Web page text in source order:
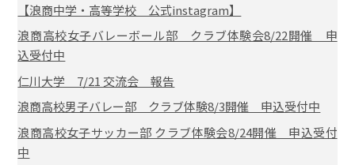
【浪商中学・高等学校 公式instagram】
浪商高校女子バレーボール部 クラブ体験会8/22開催 申
込受付中
仁川大学 7/21 交流会 報告
浪商高校男子バレー部 クラブ体験8/3開催 申込受付中
浪商高校女子サッカー部 クラブ体験会8/24開催 申込受付
中